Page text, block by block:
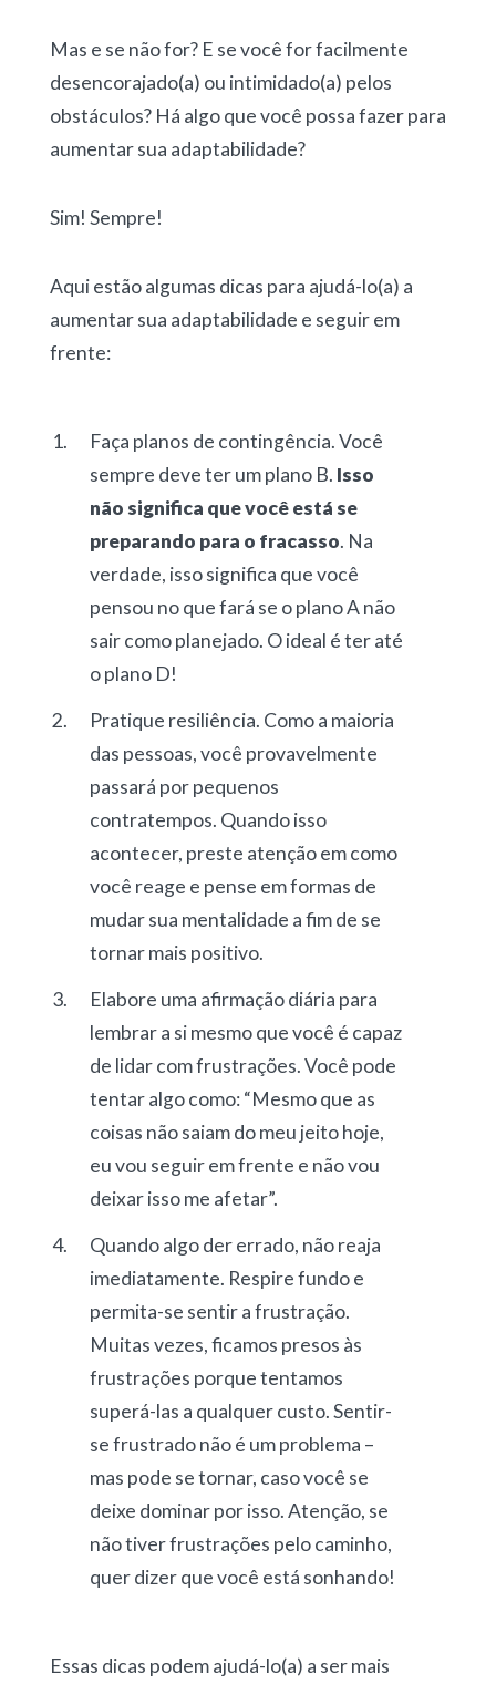
Mas e se não for? E se você for facilmente
desencorajado(a) ou intimidado(a) pelos
obstáculos? Há algo que você possa fazer para
aumentar sua adaptabilidade?
Sim! Sempre!
Aqui estão algumas dicas para ajudá-lo(a) a
aumentar sua adaptabilidade e seguir em
frente:
Faça planos de contingência. Você
sempre deve ter um plano B. Isso
não significa que você está se
preparando para o fracasso. Na
verdade, isso significa que você
pensou no que fará se o plano A não
sair como planejado. O ideal é ter até
o plano D!
Pratique resiliência. Como a maioria
das pessoas, você provavelmente
passará por pequenos
contratempos. Quando isso
acontecer, preste atenção em como
você reage e pense em formas de
mudar sua mentalidade a fim de se
tornar mais positivo.
Elabore uma afirmação diária para
lembrar a si mesmo que você é capaz
de lidar com frustrações. Você pode
tentar algo como: “Mesmo que as
coisas não saiam do meu jeito hoje,
eu vou seguir em frente e não vou
deixar isso me afetar”.
Quando algo der errado, não reaja
imediatamente. Respire fundo e
permita-se sentir a frustração.
Muitas vezes, ficamos presos às
frustrações porque tentamos
superá-las a qualquer custo. Sentir-
se frustrado não é um problema –
mas pode se tornar, caso você se
deixe dominar por isso. Atenção, se
não tiver frustrações pelo caminho,
quer dizer que você está sonhando!
Essas dicas podem ajudá-lo(a) a ser mais